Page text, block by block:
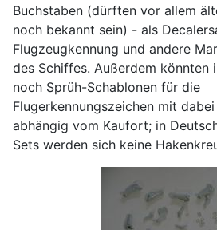
Buchstaben (dürften vor allem
noch bekannt sein) - als
Flugzeugkennung und andere
des Schiffes. Außerdem könnten
noch Sprüh-Schablonen für die
Flugerkennungszeichen mit
abhängig vom Kaufort; in
Sets werden sich keine